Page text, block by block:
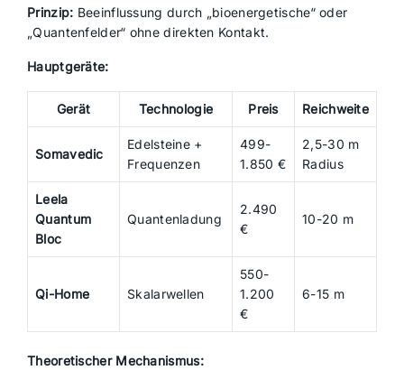
Prinzip: Beeinflussung durch „bioenergetische“ oder
„Quantenfelder“ ohne direkten Kontakt.
Hauptgeräte:
Gerät Technologie Preis Reichweite
Somavedic
Edelsteine +
Frequenzen
499-
1.850 €
2,5-30 m
Radius
Leela
Quantum
Bloc
Quantenladung
2.490
€
10-20 m
Qi-Home Skalarwellen
550-
1.200
€
6-15 m
Theoretischer Mechanismus: